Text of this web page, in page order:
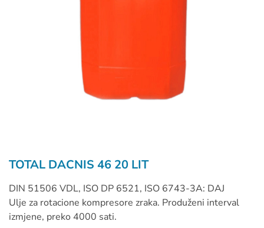
TOTAL DACNIS 46 20 LIT
DIN 51506 VDL, ISO DP 6521, ISO 6743-3A: DAJ
Ulje za rotacione kompresore zraka. Produženi interval
izmjene, preko 4000 sati.